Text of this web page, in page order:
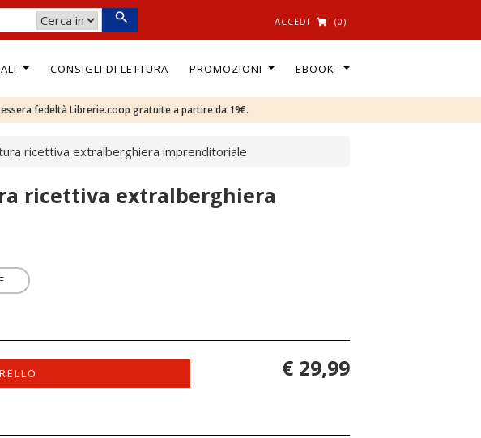
ACCEDI (0)
CONSIGLI DI LETTURA PROMOZIONI EBOOK
fedeltà Librerie.coop gratuite a partire da 19€.
ricettiva extralberghiera imprenditoriale
ricettiva extralberghiera
€ 29,99